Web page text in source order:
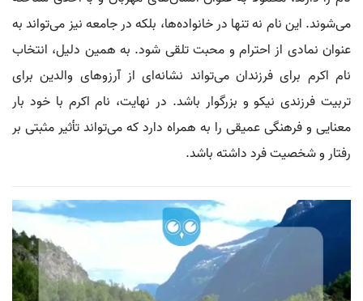
می‌شوند. این نام نه تنها در خانواده‌ها، بلکه در جامعه نیز می‌تواند به
عنوان نمادی از احترام و محبت تلقی شود. به همین دلیل، انتخاب
نام اکرم برای فرزندان می‌تواند نشانه‌ای از آرزوهای والدین برای
تربیت فرزندی نیکو و بزرگوار باشد. در نهایت، نام اکرم با خود بار
معنایی و فرهنگی عمیقی را به همراه دارد که می‌تواند تأثیر مثبتی بر
رفتار و شخصیت فرد داشته باشد.